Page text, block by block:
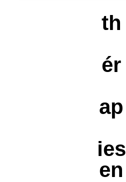
th
ér
ap
ies
en